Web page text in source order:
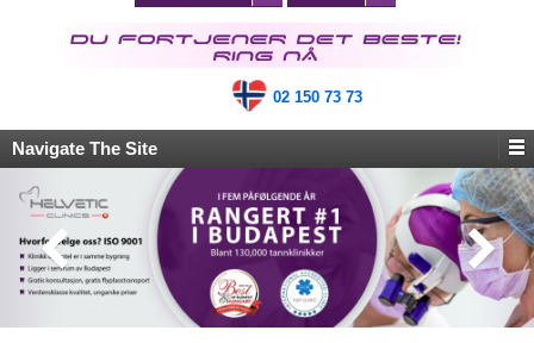
02 150 73 73
Navigate The Site